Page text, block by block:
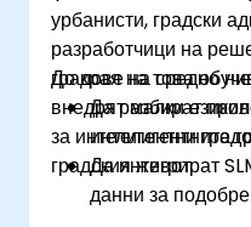
урбанисти, градски
разработчици на
градове на средно
внедрят малки
за интелигентни
градския живот.
До края на това
Да разбират
интелигентните
Да интегрират
данни за